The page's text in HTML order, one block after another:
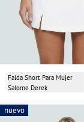
Falda Short Para Mujer
Salome Derek
nuevo